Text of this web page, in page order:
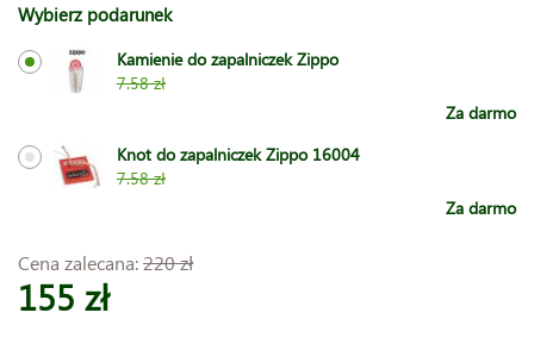
Wybierz podarunek
Kamienie do zapalniczek Zippo
7.58 zł
Za darmo
Knot do zapalniczek Zippo 16004
7.58 zł
Za darmo
Cena zalecana:220 zł
155 zł